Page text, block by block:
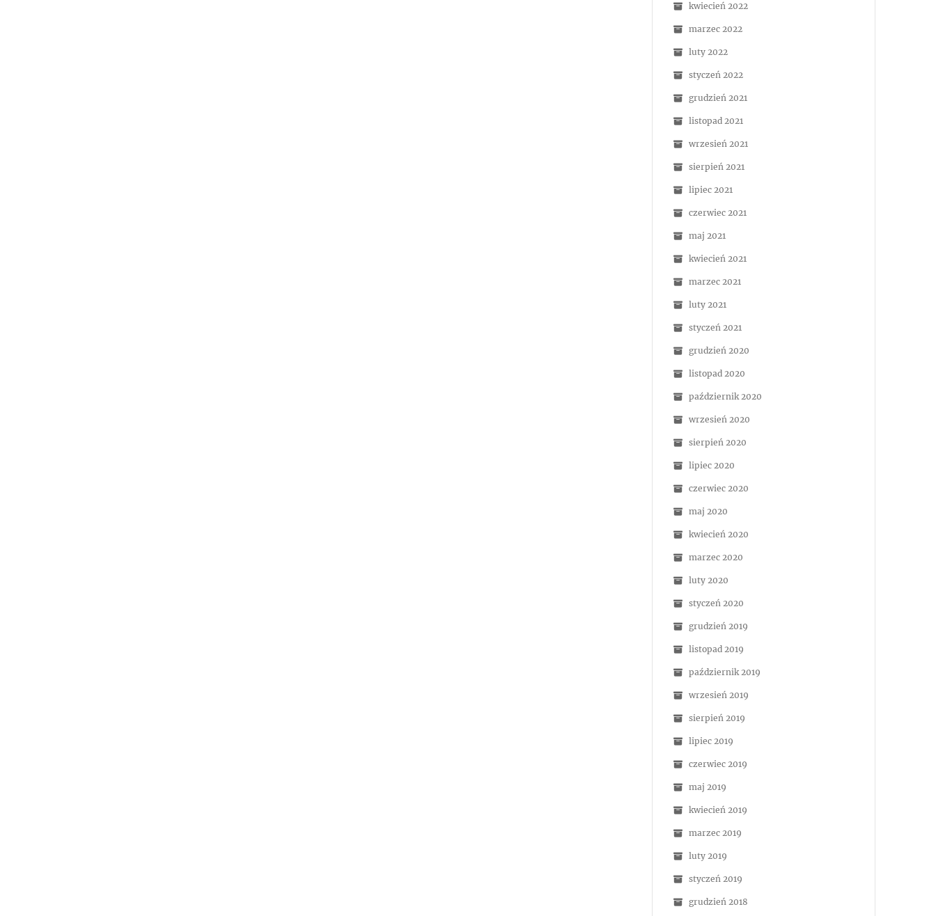
kwiecień 2022
marzec 2022
luty 2022
styczeń 2022
grudzień 2021
listopad 2021
wrzesień 2021
sierpień 2021
lipiec 2021
czerwiec 2021
maj 2021
kwiecień 2021
marzec 2021
luty 2021
styczeń 2021
grudzień 2020
listopad 2020
październik 2020
wrzesień 2020
sierpień 2020
lipiec 2020
czerwiec 2020
maj 2020
kwiecień 2020
marzec 2020
luty 2020
styczeń 2020
grudzień 2019
listopad 2019
październik 2019
wrzesień 2019
sierpień 2019
lipiec 2019
czerwiec 2019
maj 2019
kwiecień 2019
marzec 2019
luty 2019
styczeń 2019
grudzień 2018